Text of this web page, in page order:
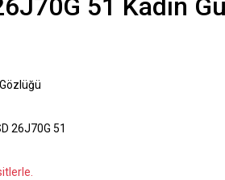
51 Kadın
26J70G 51